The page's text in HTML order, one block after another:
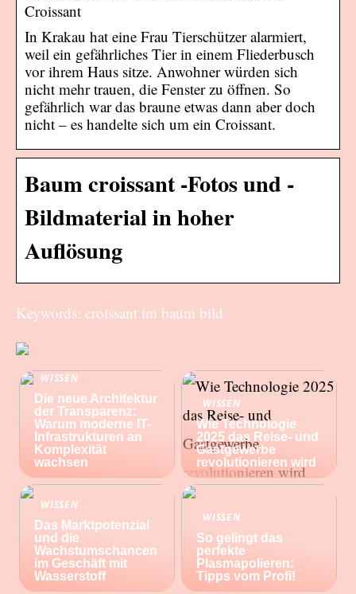
Croissant
In Krakau hat eine Frau Tierschützer alarmiert,
weil ein gefährliches Tier in einem Fliederbusch
vor ihrem Haus sitze. Anwohner würden sich
nicht mehr trauen, die Fenster zu öffnen. So
gefährlich war das braune etwas dann aber doch
nicht – es handelte sich um ein Croissant.
Baum croissant -Fotos und -
Bildmaterial in hoher
Auflösung
Keywords: croissant im baum bild
WISSEN
Die neue Architektur
der Transparenz:
Warum moderne IT-
Infrastrukturen an
Komplexität
wachsen
WISSEN
Wie Technologie
2025 das Reise- und
Gastgewerbe
revolutionieren wird
WISSEN
Das Marktpotenzial
und die
Wachstumschancen
im Geschäft mit
Wasserstoff
WISSEN
So gelingt das
perfekte
Plasmapolieren:
Tipps vom Profi!